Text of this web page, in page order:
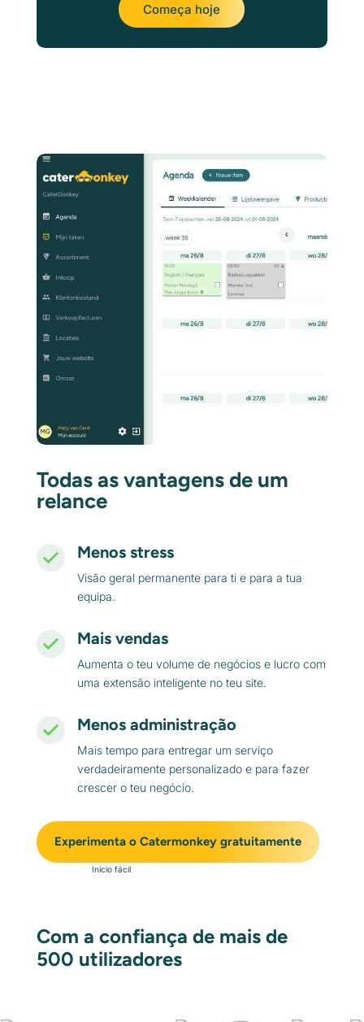
Começa hoje
Todas as vantagens de um
relance
Menos stress
Visão geral permanente para ti e para a tua
equipa.
Mais vendas
Aumenta o teu volume de negócios e lucro com
uma extensão inteligente no teu site.
Menos administração
Mais tempo para entregar um serviço
verdadeiramente personalizado e para fazer
crescer o teu negócio.
Experimenta o Catermonkey gratuitamente
Início fácil
Com a confiança de mais de
500 utilizadores